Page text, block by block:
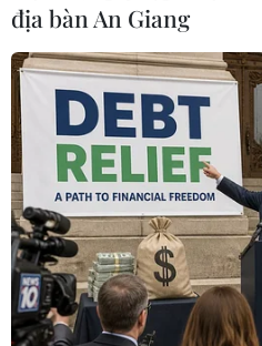
đầu đánh chúng"./.
địa bàn An Giang